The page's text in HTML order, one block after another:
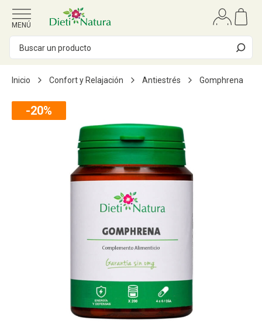
Ir al contenido
MENÚ
Inicio Confort y Relajación Antiestrés Gomphrena
-20%